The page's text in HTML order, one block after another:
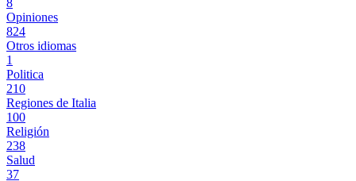
8
Opiniones
824
Otros idiomas
1
Politica
210
Regiones de Italia
100
Religión
238
Salud
37